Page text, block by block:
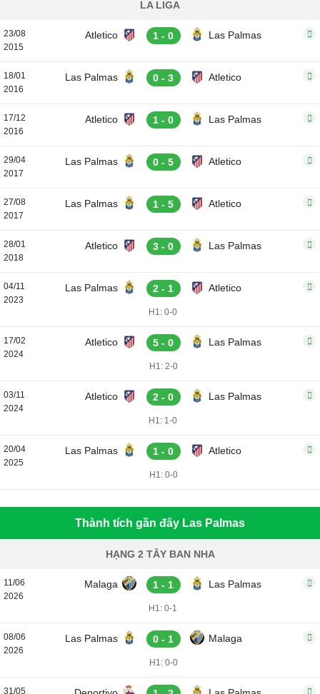
LA LIGA
23/08
2015
Atletico 1 - 0 Las Palmas
18/01
2016
Las Palmas 0 - 3 Atletico
17/12
2016
Atletico 1 - 0 Las Palmas
29/04
2017
Las Palmas 0 - 5 Atletico
27/08
2017
Las Palmas 1 - 5 Atletico
28/01
2018
Atletico 3 - 0 Las Palmas
04/11
2023
Las Palmas 2 - 1 Atletico
H1: 0-0
17/02
2024
Atletico 5 - 0 Las Palmas
H1: 2-0
03/11
2024
Atletico 2 - 0 Las Palmas
H1: 1-0
20/04
2025
Las Palmas 1 - 0 Atletico
H1: 0-0
Thành tích gần đây Las Palmas
HẠNG 2 TÂY BAN NHA
11/06
2026
Malaga 1 - 1 Las Palmas
H1: 0-1
08/06
2026
Las Palmas 0 - 1 Malaga
H1: 0-0
31/05